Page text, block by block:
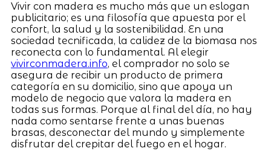
Vivir con madera es mucho más que un eslogan
publicitario; es una filosofía que apuesta por el
confort, la salud y la sostenibilidad. En una
sociedad tecnificada, la calidez de la biomasa nos
reconecta con lo fundamental. Al elegir
vivirconmadera.info, el comprador no solo se
asegura de recibir un producto de primera
categoría en su domicilio, sino que apoya un
modelo de negocio que valora la madera en
todas sus formas. Porque al final del día, no hay
nada como sentarse frente a unas buenas
brasas, desconectar del mundo y simplemente
disfrutar del crepitar del fuego en el hogar.